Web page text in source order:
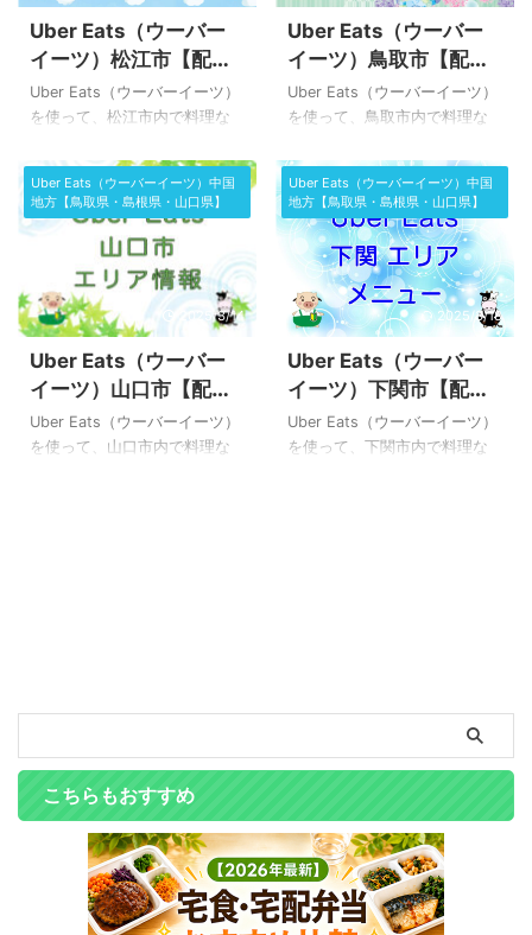
ました】 公式発表の注文エリ
ア・マップです このデータを
利用して、地図を作成してみ
ました。 現在、出雲市内に
て、Uber Eats（ウーバーイー
エリアは、上記マップに色が
ついている範囲です。 エリア
拡大 ...
ました】 公式発表の注文エリ
ア・マップです このデータを
利用して、地図を作成してみ
ました。 米子市内にて、Uber
Eats（ウーバーイーツ）で料
は、上記マップに色がついて
いる範囲です。 エリア拡大し
まし ...
Uber Eats（ウーバー
イーツ）松江市【配達
エリアの範囲】配達パ
ートナーは稼げる？
Uber Eats（ウーバーイーツ）
を使って、松江市内で料理な
範囲や、配達パートナーは稼
げるのか？実体験ベースの効
率がいい稼ぎ方などをまとめ
ました。 松江の人気ランキン
グや、おすすめの高評価店も
ご紹介しています。 Uber
Eats（ウーバーイーツ）松江
市【配達エリア】範囲マップ
松江市の注文エリア範囲・マ
ップ【拡大しました】 公式発
表の注文エリア・マップです
このデータを利用して、地図
Uber Eats（ウーバー
イーツ）鳥取市【配達
エリアの範囲】配達パ
ートナーは稼げる？
Uber Eats（ウーバーイーツ）
を使って、鳥取市内で料理な
範囲や、配達パートナーは稼
げるのか？実体験ベースの効
率がいい稼ぎ方などをまとめ
ました。 鳥取市内の人気ラン
キングや、おすすめの高評価
店もご紹介しています。 Uber
Eats（ウーバーイーツ）鳥取
市【配達エリア】範囲マップ
鳥取市の注文エリア範囲・マ
ップ【拡大しました】 公式発
表の注文エリア・マップです
このデータを利用して、地図
Uber Eats（ウーバーイーツ）中国
地方【鳥取県・島根県・山口県】
2025/3/14
Uber Eats（ウーバー
イーツ）山口市【配達
エリアの範囲】配達パ
ートナーは稼げる？
Uber Eats（ウーバーイーツ）
を使って、山口市内で料理な
山口市エリアの配達マップで
す。 このデータを利用して、
地図を作成してみました。 山
口市内にて、Uber Eats ...
Uber Eats（ウーバーイーツ）中国
地方【鳥取県・島根県・山口県】
2025/3/18
Uber Eats（ウーバー
イーツ）下関市【配達
エリアの範囲】配達パ
ートナーは稼げる？
Uber Eats（ウーバーイーツ）
を使って、下関市内で料理な
プン時マップ 公式に発表され
ているUber Eats（ウーバーイ
ップです。 このデータを利用
して、地図を作成してみまし
...
こちらもおすすめ